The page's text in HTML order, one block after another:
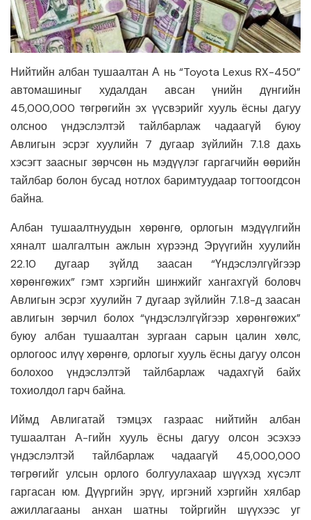
Нийтийн албан тушаалтан А нь “Toyota Lexus RX-450”
автомашиныг худалдан авсан үнийн дүнгийн
45,000,000 төгрөгийн эх үүсвэрийг хууль ёсны дагуу
олсноо үндэслэлтэй тайлбарлаж чадаагүй буюу
Авлигын эсрэг хуулийн 7 дугаар зүйлийн 7.1.8 дахь
хэсэгт заасныг зөрчсөн нь мэдүүлэг гаргагчийн өөрийн
тайлбар болон бусад нотлох баримтуудаар тогтоогдсон
байна.
Албан тушаалтнуудын хөрөнгө, орлогын мэдүүлгийн
хяналт шалгалтын ажлын хүрээнд Эрүүгийн хуулийн
22.10 дугаар зүйлд заасан “Үндэслэлгүйгээр
хөрөнгөжих” гэмт хэргийн шинжийг хангахгүй боловч
Авлигын эсрэг хуулийн 7 дугаар зүйлийн 7.1.8-д заасан
авлигын зөрчил болох “үндэслэлгүйгээр хөрөнгөжих”
буюу албан тушаалтан зургаан сарын цалин хөлс,
орлогоос илүү хөрөнгө, орлогыг хууль ёсны дагуу олсон
болохоо үндэслэлтэй тайлбарлаж чадахгүй байх
тохиолдол гарч байна.
Иймд Авлигатай тэмцэх газраас нийтийн албан
тушаалтан А-гийн хууль ёсны дагуу олсон эсэхээ
үндэслэлтэй тайлбарлаж чадаагүй 45,000,000
төгрөгийг улсын орлого болгуулахаар шүүхэд хүсэлт
гаргасан юм. Дүүргийн эрүү, иргэний хэргийн хялбар
ажиллагааны анхан шатны тойргийн шүүхээс уг